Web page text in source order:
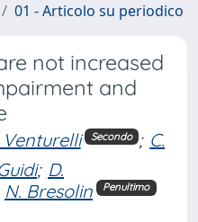
01 - Articolo su periodico
not increased
and
Venturelli Secondo ; C.
; D.
N. Bresolin Penultimo